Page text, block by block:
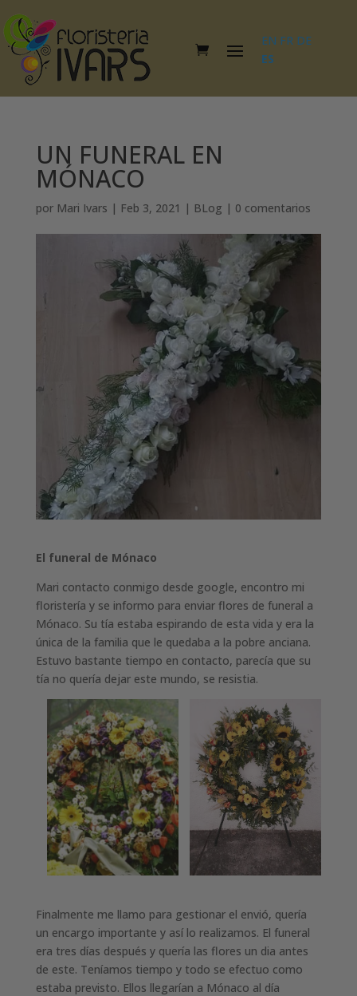
EN FR DE
ES
UN FUNERAL EN
MÓNACO
por Mari Ivars | Feb 3, 2021 | BLog | 0 comentarios
El funeral de Mónaco
Mari contacto conmigo desde google, encontro mi
floristería y se informo para enviar flores de funeral a
Mónaco. Su tía estaba espirando de esta vida y era la
única de la familia que le quedaba a la pobre anciana.
Estuvo bastante tiempo en contacto, parecía que su
tía no quería dejar este mundo, se resistia.
Finalmente me llamo para gestionar el envió, quería
un encargo importante y así lo realizamos. El funeral
era tres días después y quería las flores un dia antes
de este. Teníamos tiempo y todo se efectuo como
estaba previsto. Ellos llegarían a Mónaco al día